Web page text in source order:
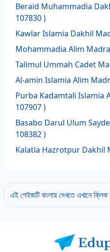
Beraid Muhammadia
107830 )
Kawlar Islamia Dakhil
Mohammadia Alim
Talimul Ummah Cadet
Al-amin Islamia Alim
Purba Kadamtali Islamia
107907 )
Basabo Darul Ulum
108382 )
Kalatia Hazrotpur Dakhil
এই পেইজটি বাংলায় দেখতে এখানে